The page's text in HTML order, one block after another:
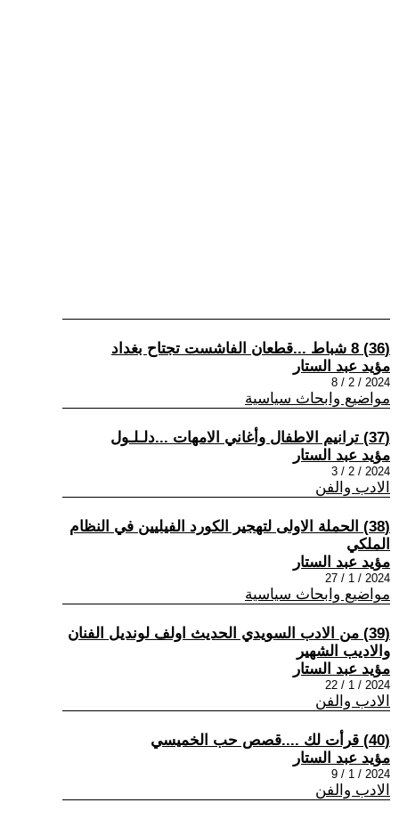
(36) 8 شباط ...قطعان الفاشست تجتاح بغداد
مؤيد عبد الستار
2024 / 2 / 8
مواضيع وابحاث سياسية
(37) ترانيم الاطفال وأغاني الامهات ...دلـلـول
مؤيد عبد الستار
2024 / 2 / 3
الادب والفن
(38) الحملة الاولى لتهجير الكورد الفيليين في النظام
الملكي
مؤيد عبد الستار
2024 / 1 / 27
مواضيع وابحاث سياسية
(39) من الادب السويدي الحديث اولف لونديل الفنان
والاديب الشهير
مؤيد عبد الستار
2024 / 1 / 22
الادب والفن
(40) قرأت لك ....قصص حب الخميسي
مؤيد عبد الستار
2024 / 1 / 9
الادب والفن